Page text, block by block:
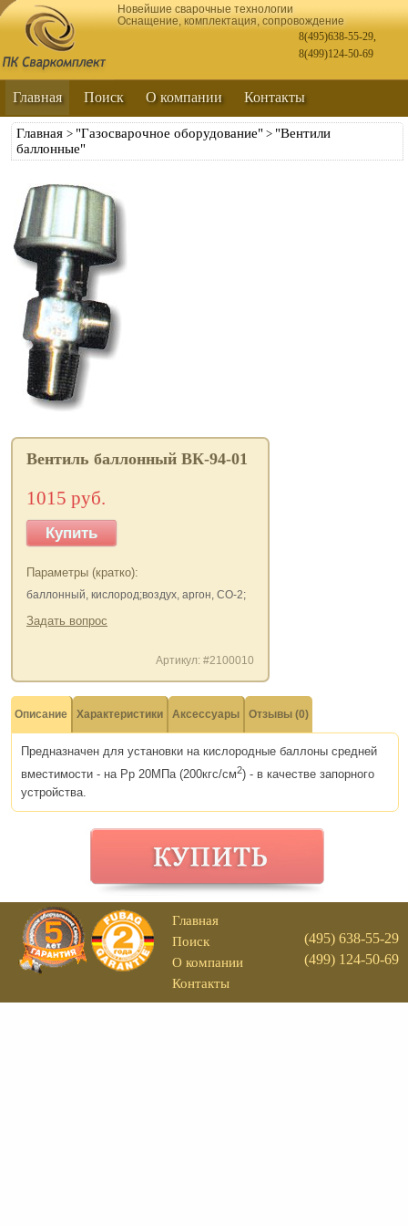
Новейшие сварочные технологии
Оснащение, комплектация, сопровождение
8(495)638-55-29,
8(499)124-50-69
Главная Поиск О компании Контакты
Главная > "Газосварочное оборудование" > "Вентили
баллонные"
Вентиль баллонный ВК-94-01
1015 руб.
Купить
Параметры (кратко):
баллонный, кислород;воздух, аргон, СО-2;
Задать вопрос
Артикул: #2100010
Описание Характеристики Аксессуары Отзывы (0)
Предназначен для установки на кислородные баллоны средней
вместимости - на Рр 20МПа (200кгс/см2) - в качестве запорного
устройства.
Главная
Поиск
О компании
Контакты
(495) 638-55-29
(499) 124-50-69